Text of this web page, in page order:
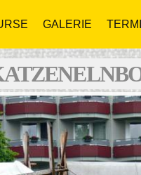
GALERIE